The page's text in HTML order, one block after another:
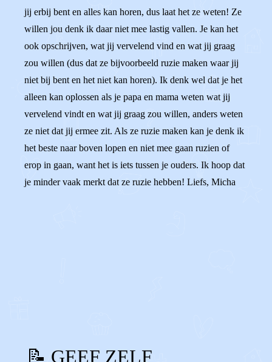
jij erbij bent en alles kan horen, dus laat het ze weten! Ze
willen jou denk ik daar niet mee lastig vallen. Je kan het
ook opschrijven, wat jij vervelend vind en wat jij graag
zou willen (dus dat ze bijvoorbeeld ruzie maken waar jij
niet bij bent en het niet kan horen). Ik denk wel dat je het
alleen kan oplossen als je papa en mama weten wat jij
vervelend vindt en wat jij graag zou willen, anders weten
ze niet dat jij ermee zit. Als ze ruzie maken kan je denk ik
het beste naar boven lopen en niet mee gaan ruzien of
erop in gaan, want het is iets tussen je ouders. Ik hoop dat
je minder vaak merkt dat ze ruzie hebben! Liefs, Micha
📝 GEEF ZELF